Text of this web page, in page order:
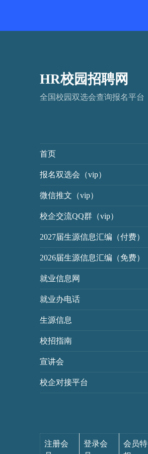
HR校园招聘网
全国校园双选会查询报名平台
首页
报名双选会（vip）
微信推文（vip）
校企交流QQ群（vip）
2027届生源信息汇编（付费）
2026届生源信息汇编（免费）
就业信息网
就业办电话
生源信息
校招指南
宣讲会
校企对接平台
注册会
登录会
会员特